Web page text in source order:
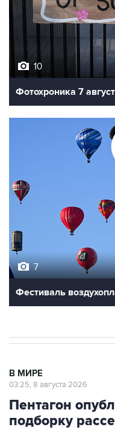
10
Фотохроника 7 августа
Фестиваль
Пентагон
подборку
об НЛО